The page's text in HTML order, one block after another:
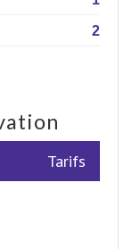
2
Tarifs